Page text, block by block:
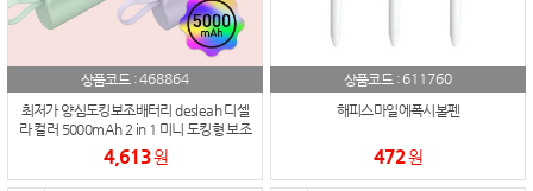
상품코드 :468864
최저가 양심도킹보조배터리 desleah 디셀
라 컬러 5000mAh 2 in 1 미니 도킹형 보조
배터리
4,613원
상품코드 : 611760
해피스마일에폭시볼펜
472원